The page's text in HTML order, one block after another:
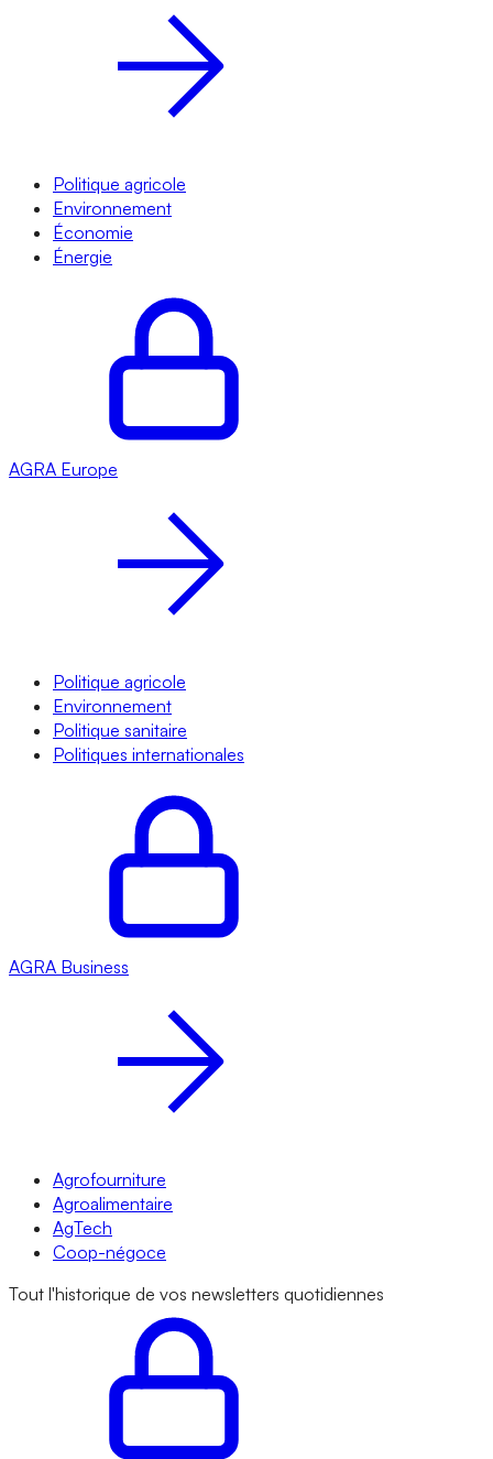
Politique agricole
Environnement
Économie
Énergie
AGRA Europe
Politique agricole
Environnement
Politique sanitaire
Politiques internationales
AGRA Business
Agrofourniture
Agroalimentaire
AgTech
Coop-négoce
Tout l'historique de vos newsletters quotidiennes